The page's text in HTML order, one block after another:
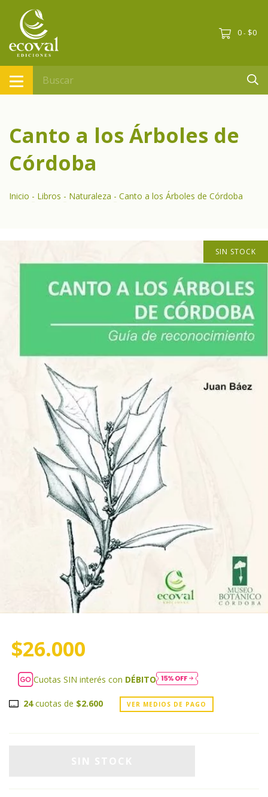
0 - $0
Canto a los Árboles de
Córdoba
Inicio - Libros - Naturaleza - Canto a los Árboles de Córdoba
SIN STOCK
$26.000
Cuotas SIN interés con DÉBITO
24cuotas de $2.600 VER MEDIOS DE PAGO